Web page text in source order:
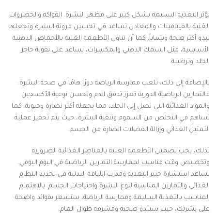
تؤثر التغذية السليمة بشكل كبير على مظهر البشرة. الفواكه والخضروات
الغنية بالفيتامينات والمعادن تساعد في تحسين مرونة البشرة وتجعلها
تبدو أكثر صحة وشباباً. كما أن تناول الأطعمة الغنية بالأحماض الدهنية
الأساسية، مثل السمك الدهني والمكسرات، يساعد على تقوية حاجز
الجلد وترطيبه.
بالإضافة إلى ذلك، تلعب ممارسة الرياضة دورًا هامًا في صحة البشرة.
فالتمارين الرياضية الدورية تعزز تدفق الدم وتحسن نوعية الأكسجين
والمواد الغذائية التي تصل إلى الجلد، مما يجعله أكثر نضارة وحيوية. كما
تساهم في التخلص من السموم وتنقية البشرة، حيث يتم تحفيز عملية
التمثيل الغذائي وإزالة الفضلات الضارة من الجسم.
لذلك، يجب تضمين الأطعمة الغنية بالعناصر الغذائية الضرورية
وتخصيص وقت مناسب لممارسة التمارين الرياضية في اليوم اليومي.
يساعد استشارة خبير التغذية ومدرب اللياقة البدنية في تحديد النظام
الغذائي والتمارين المناسبة لنوع البشرة واحتياجات الجسم. بالاهتمام
المناسب بالتغذية السليمة وممارسة الرياضة، ستشعر بفوائد واضحة
على بشرتك، حيث ستبدو صحية ومشرقة طوال العام.